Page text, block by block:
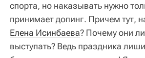
спорта, но наказывать нужно
принимает допинг. Причем тут,
Елена Исинбаева? Почему они
выступать? Ведь праздника